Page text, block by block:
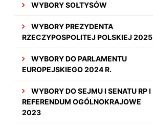
WYBORY SOŁTYSÓW
WYBORY PREZYDENTA
RZECZYPOSPOLITEJ POLSKIEJ 2025
WYBORY DO PARLAMENTU
EUROPEJSKIEGO 2024 R.
WYBORY DO SEJMU I SENATU RP I
REFERENDUM OGÓLNOKRAJOWE
2023